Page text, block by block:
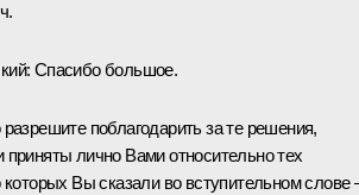
Спасибо большое.
поблагодарить за те решения,
лично Вами относительно тех
которых Вы сказали во вступительном слове